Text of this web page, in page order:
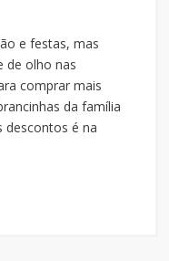
e festas, mas
de olho nas
comprar mais
da família
descontos é na